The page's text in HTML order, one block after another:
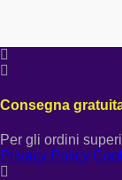
Consegna
Per gli ordini
Privacy Policy